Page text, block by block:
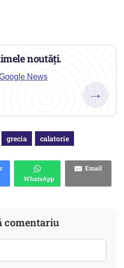
noutăți.
News
→
grecia calatorie
WhatsApp
Email
comentariu